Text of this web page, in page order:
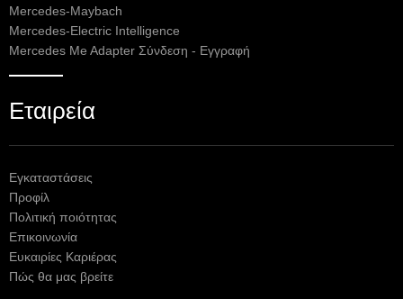
Mercedes-Maybach
Mercedes-Electric Intelligence
Mercedes Me Adapter Σύνδεση - Εγγραφή
Εταιρεία
Εγκαταστάσεις
Προφίλ
Πολιτική ποιότητας
Επικοινωνία
Ευκαιρίες Καριέρας
Πώς θα μας βρείτε